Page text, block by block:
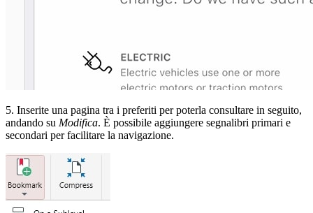
5. Inserite una pagina tra i preferiti per poterla consultare in seguito,
andando su Modifica. È possibile aggiungere segnalibri primari e
secondari per facilitare la navigazione.